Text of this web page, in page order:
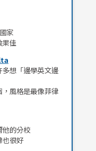
家
果佳
想「邊學英文邊
風格是最像菲律
他的分校
也很好